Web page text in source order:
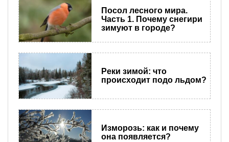
Посол лесного мира.
Часть 1. Почему снегири
зимуют в городе?
Реки зимой: что
происходит подо льдом?
Изморозь: как и почему
она появляется?